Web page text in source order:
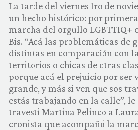
La tarde del viernes 1ro de
un hecho histórico: por primera
marcha del orgullo LGBTTIQ+
Bis. “Acá las problemáticas de
distintas en comparación con
territorios o chicas de otras
porque acá el prejuicio por ser
grande, y más si ven que sos
estás trabajando en la calle”,
travesti Martina Pelinco a
cronista que acompañó la